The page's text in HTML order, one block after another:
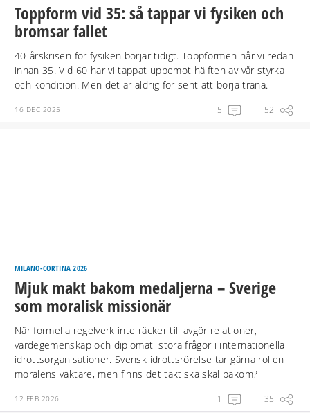
Toppform vid 35: så tappar vi fysiken och
bromsar fallet
40-årskrisen för fysiken börjar tidigt. Toppformen når vi redan
innan 35. Vid 60 har vi tappat uppemot hälften av vår styrka
och kondition. Men det är aldrig för sent att börja träna.
16 DEC 2025 5 52
MILANO-CORTINA 2026
Mjuk makt bakom medaljerna – Sverige
som moralisk missionär
När formella regelverk inte räcker till avgör relationer,
värdegemenskap och diplomati stora frågor i internationella
idrottsorganisationer. Svensk idrottsrörelse tar gärna rollen
moralens väktare, men finns det taktiska skäl bakom?
12 FEB 2026 1 35